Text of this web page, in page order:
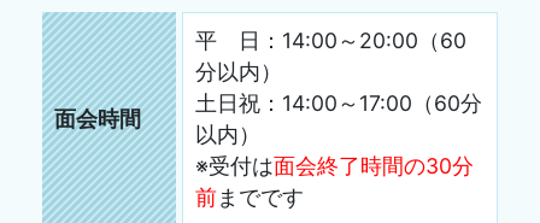
面会時間
平 日：14:00～20:00（60
分以内）
土日祝：14:00～17:00（60分
以内）
※受付は面会終了時間の30分
前までです